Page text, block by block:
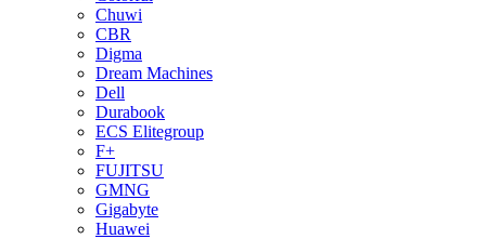
Chuwi
CBR
Digma
Dream Machines
Dell
Durabook
ECS Elitegroup
F+
FUJITSU
GMNG
Gigabyte
Huawei